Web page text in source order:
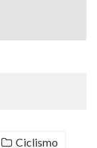
Ciclismo